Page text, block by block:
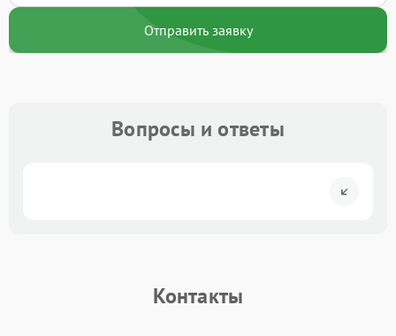
Отправить заявку
Вопросы и ответы
Контакты